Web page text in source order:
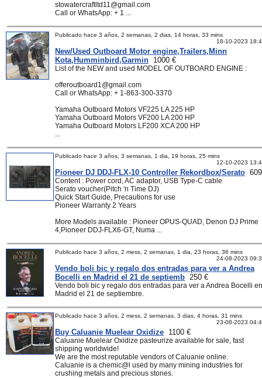
stowatercraftltd11@gmail.com
Call or WhatsApp: + 1 ...
Publicado hace 3 años, 2 semanas, 2 dias, 14 horas, 33 mins
18-10-2023
New/Used Outboard Motor engine,Trailers,Minn
Kota,Humminbird,Garmin 1000 €
List of the NEW and used MODEL OF OUTBOARD ENGINE :
offeroutboard1@gmail.com
Call or WhatsApp: + 1-863-300-3370
Yamaha Outboard Motors VF225 LA 225 HP
Yamaha Outboard Motors VF200 LA 200 HP
Yamaha Outboard Motors LF200 XCA 200 HP
...
Publicado hace 3 años, 3 semanas, 1 dia, 19 horas, 25 mins
12-10-2023
Pioneer DJ DDJ-FLX-10 Controller Rekordbox/Serato
Content : Power cord, AC adaptor, USB Type-C cable
Serato voucher(Pitch 'n Time DJ)
Quick Start Guide, Precautions for use
Pioneer Warranty 2 Years
More Models available : Pioneer OPUS-QUAD, Denon DJ Prime
4,Pioneer DDJ-FLX6-GT, Numa ...
Publicado hace 3 años, 2 mess, 2 semanas, 1 dia, 23 horas, 36 mins
24-08-2023
Vendo boli bic y regalo dos entradas para ver a Andrea
Bocelli en Madrid el 21 de septiemb 250 €
Vendo boli bic y regalo dos entradas para ver a Andrea Bocelli en
Madrid el 21 de septiembre.
Publicado hace 3 años, 2 mess, 2 semanas, 3 dias, 4 horas, 31 mins
23-08-2023
Buy Caluanie Muelear Oxidize 1100 €
Caluanie Muelear Oxidize pasteurize available for sale, fast
shipping worldwide!
We are the most reputable vendors of Caluanie online.
Caluanie is a chemic@l used by many mining industries for
crushing metals and precious stones.